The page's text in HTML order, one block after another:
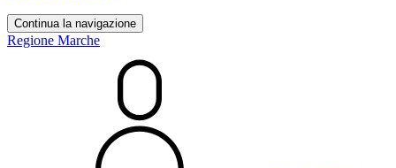
Continua la navigazione
Regione Marche